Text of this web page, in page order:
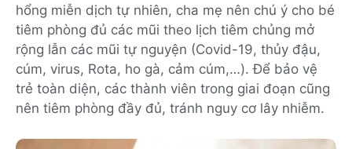
hổng miễn dịch tự nhiên, cha mẹ nên chú ý cho bé
tiêm phòng đủ các mũi theo lịch tiêm chủng mở
rộng lẫn các mũi tự nguyện (Covid-19, thủy đậu,
cúm, virus, Rota, ho gà, cảm cúm,…). Để bảo vệ
trẻ toàn diện, các thành viên trong giai đoạn cũng
nên tiêm phòng đầy đủ, tránh nguy cơ lây nhiễm.